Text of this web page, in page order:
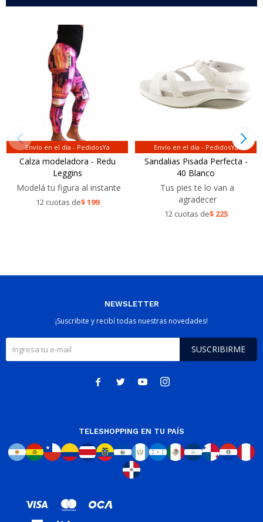
Envío en el día - PedidosYa
Calza modeladora - Redu
Leggins
Modelá tu figura al instante
12 cuotas de$199
Envío en el día - PedidosYa
Sandalias Pisada Perfecta -
40 Blanco
Tus pies te lo van a
agradecer
12 cuotas de$ 225
NEWSLETTER
¡Suscribite y recibí todas nuestras novedades!
SUSCRIBIRME
   
TELESHOPPING EN TU PAÍS